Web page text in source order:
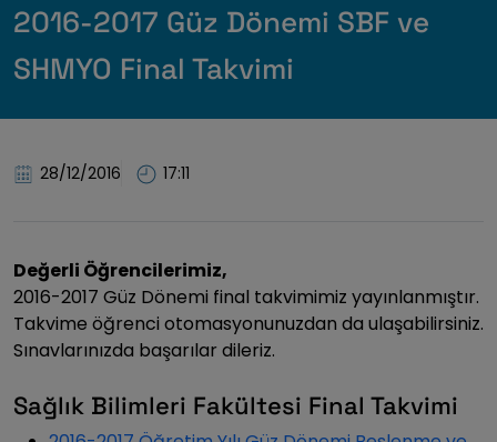
2016-2017 Güz Dönemi SBF ve
SHMYO Final Takvimi
28/12/2016 17:11
Değerli Öğrencilerimiz,
2016-2017 Güz Dönemi final takvimimiz yayınlanmıştır.
Takvime öğrenci otomasyonunuzdan da ulaşabilirsiniz.
Sınavlarınızda başarılar dileriz.
Sağlık Bilimleri Fakültesi Final Takvimi